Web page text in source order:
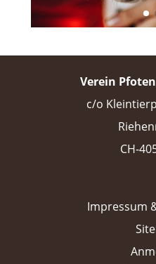
Verein
c/o
CH-
Impressum